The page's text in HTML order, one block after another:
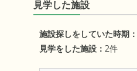
見学した施設
施設探しをしていた時期：
見学をした施設： 2件